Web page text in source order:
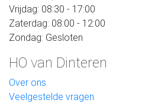
Vrijdag: 08:30 - 17:00
Zaterdag: 08:00 - 12:00
Zondag: Gesloten
HO van Dinteren
Over ons
Veelgestelde vragen